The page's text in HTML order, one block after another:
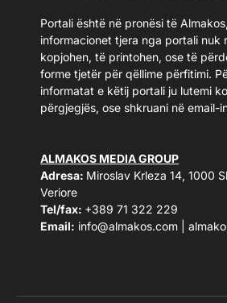
Portali është në pronësi të
informacionet tjera nga portali nuk
kopjohen, të printohen, ose të
forme tjetër për qëllime përfitimi.
informatat e këtij portali ju lutemi
përgjegjës, ose shkruani në email-
ALMAKOS MEDIA GROUP
Adresa: Miroslav Krleza 14, 1000
Veriore
Tel/fax: +389 71 322 229
Email: info@almakos.com